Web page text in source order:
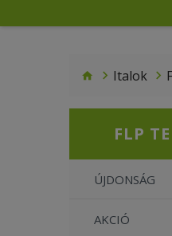
Italok
FLP
ÚJDONSÁG
AKCIÓ